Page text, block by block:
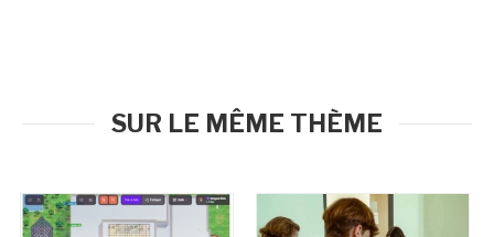
SUR LE MÊME THÈME